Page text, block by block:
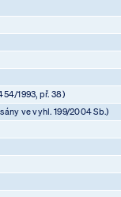
1993, př. 38)
ve vyhl. 199/2004 Sb.)